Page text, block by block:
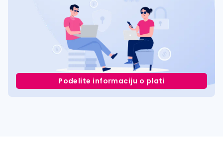
Podelite informaciju o plati